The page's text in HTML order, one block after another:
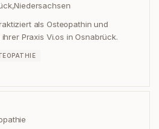
,Niedersachsen
als Osteopathin und
Praxis Vi.os in Osnabrück.